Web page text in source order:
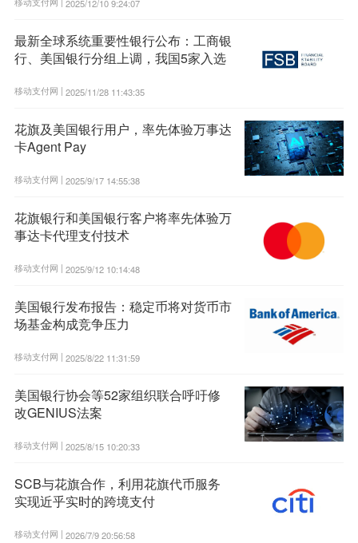
2025/12/10 9:24:07
最新全球系统重要性银行公布：工商银
行、美国银行分组上调，我国5家入选
移动支付网 | 2025/11/28 11:43:35
花旗及美国银行用户，率先体验万事达
卡Agent Pay
移动支付网 | 2025/9/17 14:55:38
花旗银行和美国银行客户将率先体验万
事达卡代理支付技术
移动支付网 | 2025/9/12 10:14:48
美国银行发布报告：稳定币将对货币市
场基金构成竞争压力
移动支付网 | 2025/8/22 11:31:59
美国银行协会等52家组织联合呼吁修
改GENIUS法案
移动支付网 | 2025/8/15 10:20:33
SCB与花旗合作，利用花旗代币服务
实现近乎实时的跨境支付
移动支付网 | 2026/7/9 20:56:58